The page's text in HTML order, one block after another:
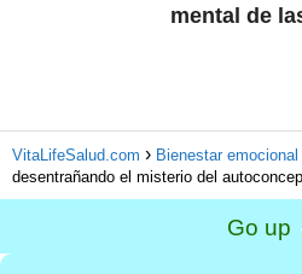
mental de
VitaLifeSalud.com Bienestar emocional
desentrañando el misterio del
Go up